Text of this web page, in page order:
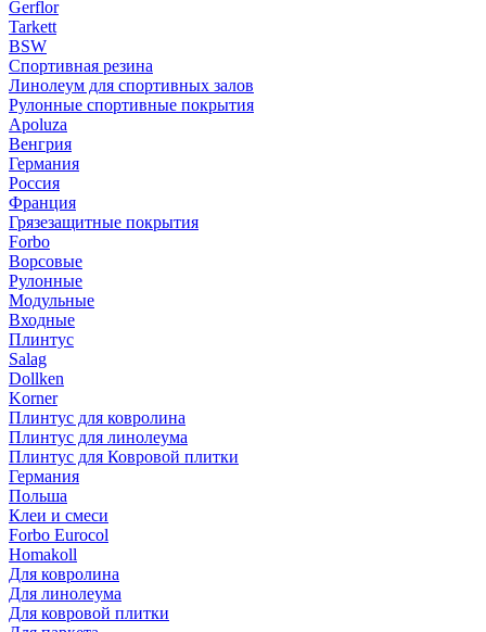
Gerflor
Tarkett
BSW
Спортивная резина
Линолеум для спортивных залов
Рулонные спортивные покрытия
Apoluza
Венгрия
Германия
Россия
Франция
Грязезащитные покрытия
Forbo
Ворсовые
Рулонные
Модульные
Входные
Плинтус
Salag
Dollken
Korner
Плинтус для ковролина
Плинтус для линолеума
Плинтус для Ковровой плитки
Германия
Польша
Клеи и смеси
Forbo Eurocol
Homakoll
Для ковролина
Для линолеума
Для ковровой плитки